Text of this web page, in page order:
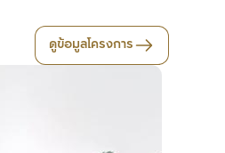
ดูข้อมูลโครงการ